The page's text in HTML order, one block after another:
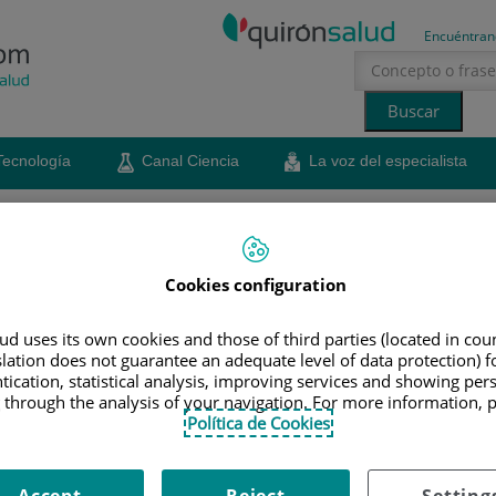
Canal Ciencia La voz del especialista
viajar con niños con
de Pediatría del Hospital Quirónsalud Sur, nos habla
a la hora de viajar con niños que sufren
Cookies configuration
uses its own cookies and those of third parties (located in
does not guarantee an adequate level of data protection)
statistical analysis, improving services and showing
the analysis of your navigation. For more information,
Política de Cookies